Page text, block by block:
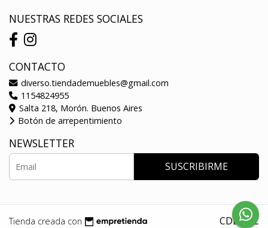
NUESTRAS REDES SOCIALES
CONTACTO
diverso.tiendademuebles@gmail.com
1154824955
Salta 218, Morón. Buenos Aires
Botón de arrepentimiento
NEWSLETTER
SUSCRIBIRME
Tienda creada con CDDADC